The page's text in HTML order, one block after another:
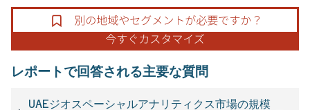
レポートで回答される主要な質問
UAEジオスペーシャルアナリティクス市場の規模